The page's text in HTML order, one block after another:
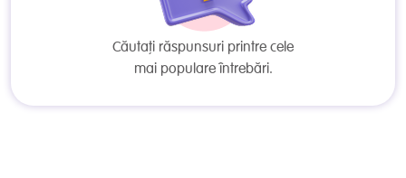
Căutați răspunsuri printre cele
mai populare întrebări.